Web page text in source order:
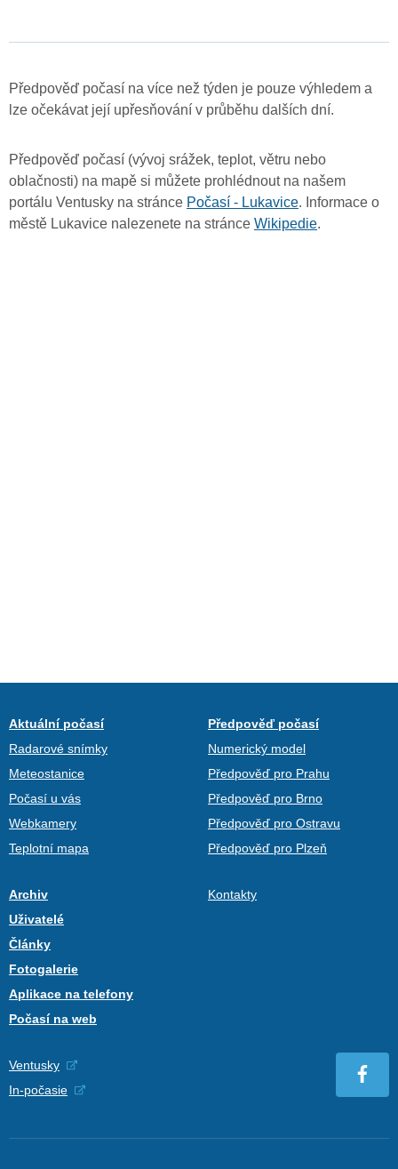
Předpověď počasí na více než týden je pouze výhledem a
lze očekávat její upřesňování v průběhu dalších dní.
Předpověď počasí (vývoj srážek, teplot, větru nebo
oblačnosti) na mapě si můžete prohlédnout na našem
portálu Ventusky na stránce Počasí - Lukavice. Informace o
městě Lukavice nalezenete na stránce Wikipedie.
Aktuální počasí
Radarové snímky
Meteostanice
Počasí u vás
Webkamery
Teplotní mapa
Předpověď počasí
Numerický model
Předpověď pro Prahu
Předpověď pro Brno
Předpověď pro Ostravu
Předpověď pro Plzeň
Archiv
Uživatelé
Články
Fotogalerie
Aplikace na telefony
Počasí na web
Kontakty
Ventusky
In-počasie